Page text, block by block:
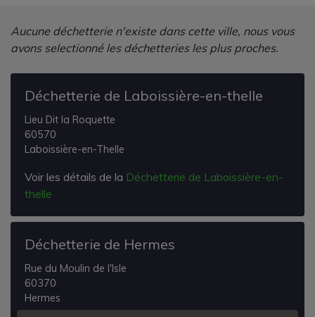
Aucune déchetterie n'existe dans cette ville, nous vous
avons selectionné les déchetteries les plus proches.
Déchetterie de Laboissière-en-thelle
Lieu Dit la Roquette
60570
Laboissière-en-Thelle
Voir les détails de la Déchetterie de Laboissière-en-
thelle
Déchetterie de Hermes
Rue du Moulin de l'Isle
60370
Hermes